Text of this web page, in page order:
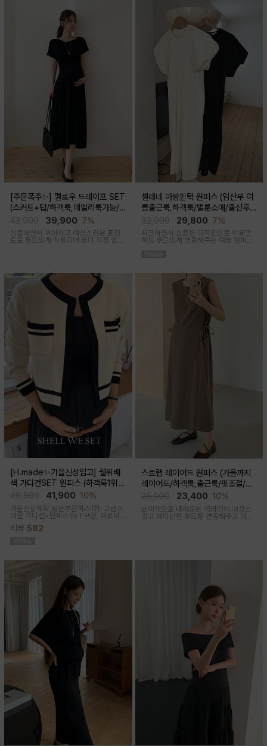
[주문폭주✨] 멜로우 드레이프 SET
(스커트+탑/하객룩,데일리룩가능/
임산부,출산후 착용가능)
39,900 7%
심플하면서 우아하고 여성스러운 포인
트로 무드있게 착용되어 코디 걱정 없는
셀레네 아방핀턱 원피스 (임산부 여
름출근룩,하객룩/벌룬소매/출산후
29,800 7%
시크하면서 심플한 디자인으로 착용만
해도 무드있게 연출해주는 여름 원피스
[H.made✨가을신상입고] 쉘위배
색 가디건SET 원피스 (하객룩1위/
고급미/가디건SET/임산부,출산후,
누구나예쁜핏)
41,900 10%
가을신상제작,임산부원피스1위! 고급스
러운 가디건+원피스SET구성, 따로따
리뷰 582
스트랩 레이어드 원피스 (가을까지
레이어드/하객룩,출근룩/핏조절/임
산부,출산후 착용가능)
23,400 10%
브이넥으로 내려오는 넥라인이 여성스
럽고 페미닌한 무드를 연출해주고 다양